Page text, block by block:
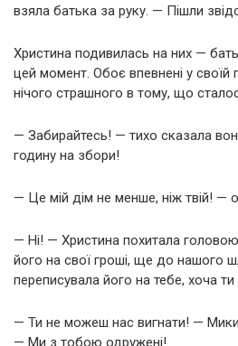
взяла батька за руку. — Пішли
Христина подивилась на них —
цей момент. Обоє впевнені у своїй
нічого страшного в тому, що
— Забирайтесь! — тихо сказала
годину на збори!
— Це мій дім не менше, ніж твій! —
— Ні! — Христина похитала
його на свої гроші, ще до нашого
переписувала його на тебе, хоча
— Ти не можеш нас вигнати! —
— Ми з тобою одружені!